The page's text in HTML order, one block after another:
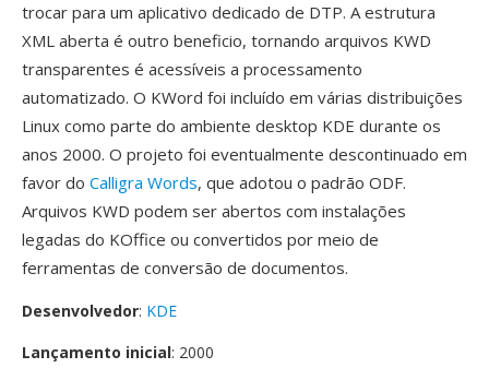
trocar para um aplicativo dedicado de DTP. A estrutura
XML aberta é outro beneficio, tornando arquivos KWD
transparentes é acessíveis a processamento
automatizado. O KWord foi incluído em várias distribuições
Linux como parte do ambiente desktop KDE durante os
anos 2000. O projeto foi eventualmente descontinuado em
favor do Calligra Words, que adotou o padrão ODF.
Arquivos KWD podem ser abertos com instalações
legadas do KOffice ou convertidos por meio de
ferramentas de conversão de documentos.
Desenvolvedor: KDE
Lançamento inicial: 2000